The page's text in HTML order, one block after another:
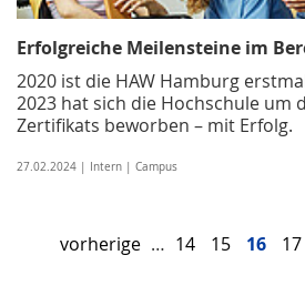
Erfolgreiche Meilensteine im
2020 ist die HAW Hamburg
2023 hat sich die Hochschule um
Zertifikats beworben – mit Erfolg.
27.02.2024 | Intern | Campus
vorherige … 14 15 16 17